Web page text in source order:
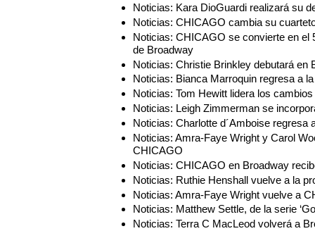
Noticias: Kara DioGuardi realizará su
Noticias: CHICAGO cambia su
Noticias: CHICAGO se convierte en el
de Broadway
Noticias: Christie Brinkley debutará
Noticias: Bianca Marroquin regresa a
Noticias: Tom Hewitt lidera los
Noticias: Leigh Zimmerman se
Noticias: Charlotte d´Amboise
Noticias: Amra-Faye Wright y Carol
CHICAGO
Noticias: CHICAGO en Broadway
Noticias: Ruthie Henshall vuelve a la
Noticias: Amra-Faye Wright vuelve a
Noticias: Matthew Settle, de la serie
Noticias: Terra C MacLeod volverá a